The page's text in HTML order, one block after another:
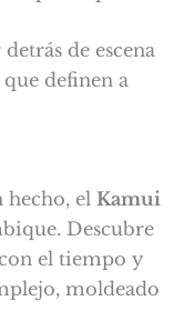
de escena
definen a
hecho, el Kamui
Descubre
el tiempo y
moldeado